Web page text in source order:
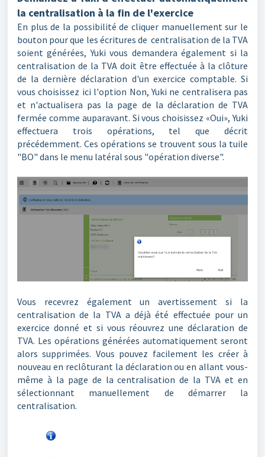
la centralisation à la fin de l'exercice
En plus de la possibilité de cliquer manuellement sur le
bouton pour que les écritures de centralisation de la TVA
soient générées, Yuki vous demandera également si la
centralisation de la TVA doit être effectuée à la clôture
de la dernière déclaration d'un exercice comptable. Si
vous choisissez ici l'option Non, Yuki ne centralisera pas
et n'actualisera pas la page de la déclaration de TVA
fermée comme auparavant. Si vous choisissez «Oui», Yuki
effectuera trois opérations, tel que décrit
précédemment. Ces opérations se trouvent sous la tuile
"BO" dans le menu latéral sous "opération diverse".
Vous recevrez également un avertissement si la
centralisation de la TVA a déjà été effectuée pour un
exercice donné et si vous réouvrez une déclaration de
TVA. Les opérations générées automatiquement seront
alors supprimées. Vous pouvez facilement les créer à
nouveau en reclôturant la déclaration ou en allant vous-
même à la page de la centralisation de la TVA et en
sélectionnant manuellement de démarrer la
centralisation.